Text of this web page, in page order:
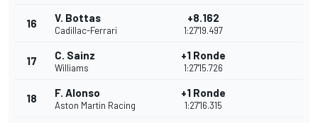
16 V. Bottas
Cadillac-Ferrari
+8.162
1:27'19.497
17 C. Sainz
Williams
+1 Ronde
1:27'15.726
18 F. Alonso
Aston Martin Racing
+1 Ronde
1:27'16.315